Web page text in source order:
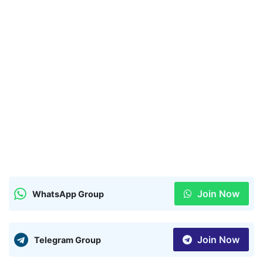
WhatsApp Group Join Now
Telegram Group Join Now